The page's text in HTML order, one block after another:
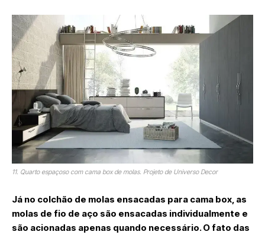
11. Quarto espaçoso com cama box de molas. Projeto de Universo Decor
Já no colchão de molas ensacadas para cama box, as
molas de fio de aço são ensacadas individualmente e
são acionadas apenas quando necessário. O fato das